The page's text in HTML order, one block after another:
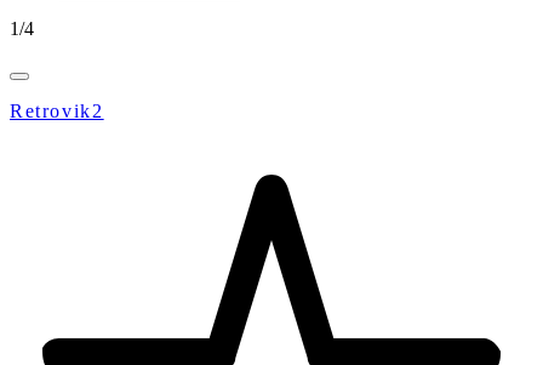
1/4
Retrovik2